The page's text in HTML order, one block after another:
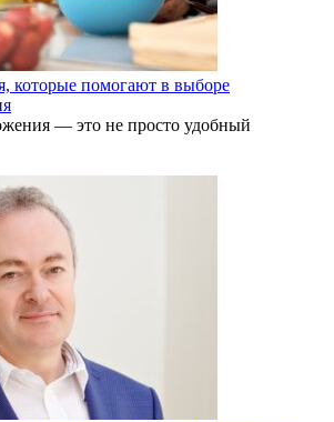
которые помогают в выборе
— это не просто удобный